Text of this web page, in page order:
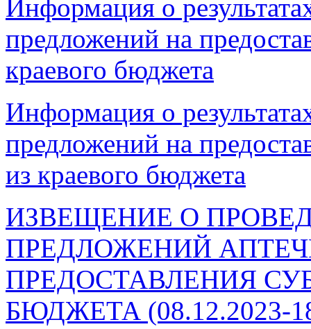
Информация о
предложений на
краевого бюджета
Информация о
предложений на
из краевого бюджета
ИЗВЕЩЕНИЕ О
ПРЕДЛОЖЕНИЙ
ПРЕДОСТАВЛЕНИЯ
БЮДЖЕТА (08.12.2023-